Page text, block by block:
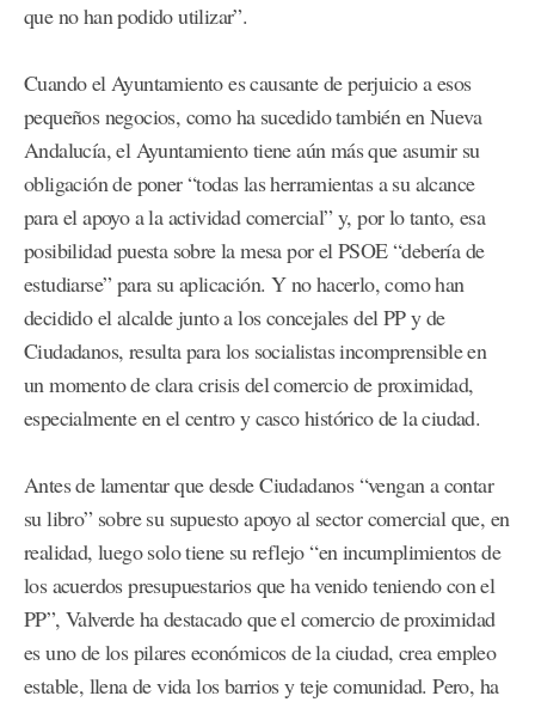
que no han podido utilizar”.
Cuando el Ayuntamiento es causante de perjuicio a esos
pequeños negocios, como ha sucedido también en Nueva
Andalucía, el Ayuntamiento tiene aún más que asumir su
obligación de poner “todas las herramientas a su alcance
para el apoyo a la actividad comercial” y, por lo tanto, esa
posibilidad puesta sobre la mesa por el PSOE “debería de
estudiarse” para su aplicación. Y no hacerlo, como han
decidido el alcalde junto a los concejales del PP y de
Ciudadanos, resulta para los socialistas incomprensible en
un momento de clara crisis del comercio de proximidad,
especialmente en el centro y casco histórico de la ciudad.
Antes de lamentar que desde Ciudadanos “vengan a contar
su libro” sobre su supuesto apoyo al sector comercial que, en
realidad, luego solo tiene su reflejo “en incumplimientos de
los acuerdos presupuestarios que ha venido teniendo con el
PP”, Valverde ha destacado que el comercio de proximidad
es uno de los pilares económicos de la ciudad, crea empleo
estable, llena de vida los barrios y teje comunidad. Pero, ha